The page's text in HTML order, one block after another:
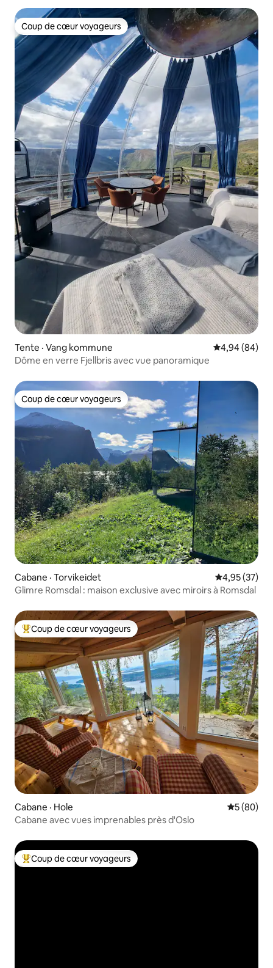
Coup de cœur voyageurs
Coup de cœur voyageurs
Tente · Vang kommune Note
4,94 (84)
Dôme en verre Fjellbris avec vue panoramique
Coup de cœur voyageurs
Coup de cœur voyageurs
Cabane · Torvikeidet Note
4,95 (37)
Glimre Romsdal : maison exclusive avec miroirs à Romsdal
Coup de cœur voyageurs parmi les plus aimés
Coup de cœur voyageurs
Cabane · Hole Note
5 (80)
Cabane avec vues imprenables près d'Oslo
Coup de cœur voyageurs parmi les plus aimés
Coup de cœur voyageurs